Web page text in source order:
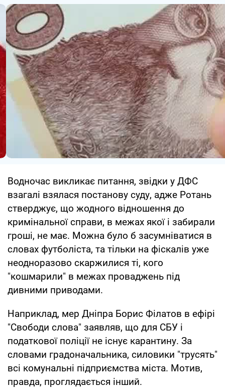
Водночас викликає питання, звідки у ДФС
взагалі взялася постанову суду, адже Ротань
стверджує, що жодного відношення до
кримінальної справи, в межах якої і забирали
гроші, не має. Можна було б засумніватися в
словах футболіста, та тільки на фіскалів уже
неодноразово скаржилися ті, кого
"кошмарили" в межах проваджень під
дивними приводами.
Наприклад, мер Дніпра Борис Філатов в ефірі
"Свободи слова" заявляв, що для СБУ і
податкової поліції не існує карантину. За
словами градоначальника, силовики "трусять"
всі комунальні підприємства міста. Мотив,
правда, проглядається інший.